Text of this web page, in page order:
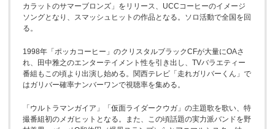
カラットのサマーブロンズ」をリリース、UCCコーヒーのイメージ
ソングとなり、スマッシュヒットの作品となる。ソロ活動で全国を回
る。
1998年「ポッカコーヒー」のクリスタルブラックCFが大量にOAさ
れ、田中雅之のエンターテイメント性を引き出し、TVバラエティー
番組もこの頃より出演し始める。関西テレビ「走れガリバーくん」で
はガリバー確率ナンバーワンで視聴率を集める。
「ウルトラマンガイア」「仮面ライダークウガ」の主題歌を歌い、特
撮番組初のメガヒットとなる。また、この頃話題の実力派バンドを野